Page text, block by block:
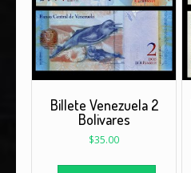
Billete Venezuela 2
Bolivares
$35.00